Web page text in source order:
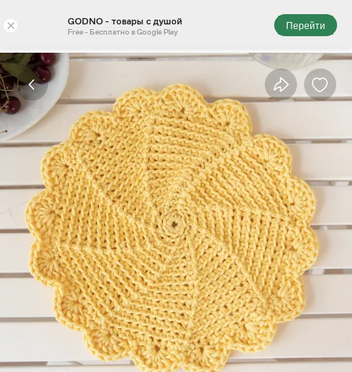
× GODNO - товары с душой
Free - Бесплатно в Google Play
Перейти